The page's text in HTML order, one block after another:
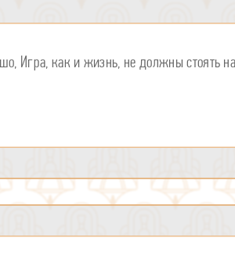
Игра, как и жизнь, не должны стоять